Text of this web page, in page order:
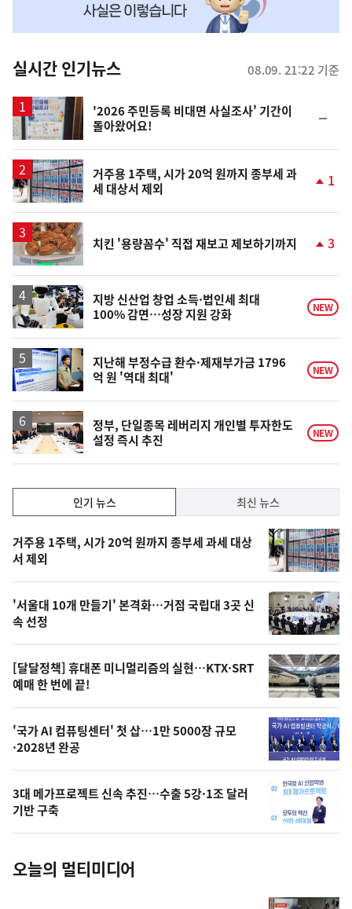
뉴
스
실시간 인기뉴스 08.09. 21:22 기준
'2026 주민등록 비대면 사실조사' 기간이
돌아왔어요!
일
거주용 1주택, 시가 20억 원까지 종부세 과
세 대상서 제외
1
치킨 '용량꼼수' 직접 재보고 제보하기까지
승
3
지방 신산업 창업 소득·법인세 최대
100% 감면…성장 지원 강화
NEW
지난해 부정수급 환수·제재부가금 1796
억 원 '역대 최대'
NEW
정부, 단일종목 레버리지 개인별 투자한도
설정 즉시 추진
NEW
기,
최
신,
오
늘
의
영
상
오
늘
사
진
인기 뉴스 최신 뉴스
기
뉴
스
거주용 1주택, 시가 20억 원까지 종부세 과세 대상
서 제외
'서울대 10개 만들기' 본격화…거점 국립대 3곳 신
속 선정
[달달정책] 휴대폰 미니멀리즘의 실현…KTX·SRT
예매 한 번에 끝!
'국가 AI 컴퓨팅센터' 첫 삽…1만 5000장 규모
·2028년 완공
3대 메가프로젝트 신속 추진…수출 5강·1조 달러
기반 구축
오늘의 멀티미디어